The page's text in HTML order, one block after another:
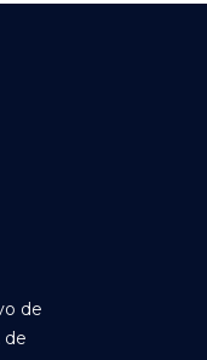
de
de